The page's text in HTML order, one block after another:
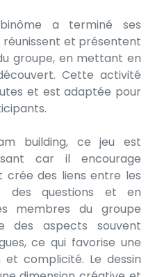
a terminé ses
réunissent et présentent
groupe, en mettant en
Cette activité
et est adaptée pour
building, ce jeu est
car il encourage
crée des liens entre les
des questions et en
membres du groupe
des aspects souvent
ce qui favorise une
et complicité. Le dessin